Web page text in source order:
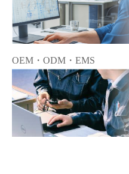
OEM・ODM・EMS